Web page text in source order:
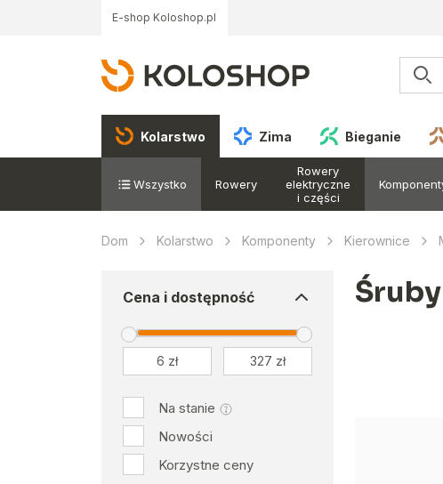
E-shop Koloshop.pl
Kolarstwo Zima Bieganie
Wszystko Rowery
Rowery
elektryczne
i części
Dom Kolarstwo Komponenty Kierownice
Cena i dostępność
Na stanie
Nowości
Korzystne ceny